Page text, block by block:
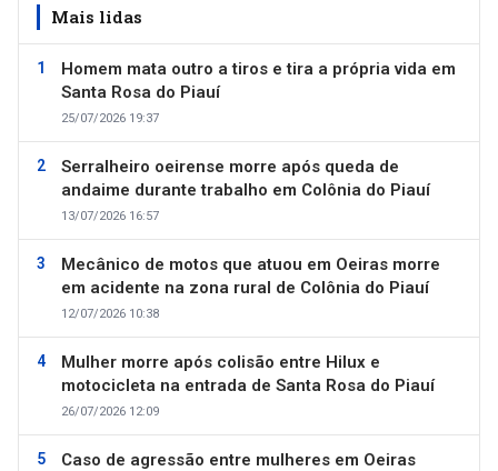
Mais lidas
Homem mata outro a tiros e tira a própria vida em
Santa Rosa do Piauí
25/07/2026 19:37
Serralheiro oeirense morre após queda de
andaime durante trabalho em Colônia do Piauí
13/07/2026 16:57
Mecânico de motos que atuou em Oeiras morre
em acidente na zona rural de Colônia do Piauí
12/07/2026 10:38
Mulher morre após colisão entre Hilux e
motocicleta na entrada de Santa Rosa do Piauí
26/07/2026 12:09
Caso de agressão entre mulheres em Oeiras